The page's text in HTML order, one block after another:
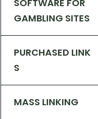
SOFTWARE FOR
GAMBLING SITES
PURCHASED LINK
S
MASS LINKING